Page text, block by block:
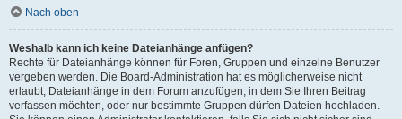
Nach oben
Weshalb kann ich keine Dateianhänge anfügen?
Rechte für Dateianhänge können für Foren, Gruppen und einzelne Benutzer
vergeben werden. Die Board-Administration hat es möglicherweise nicht
erlaubt, Dateianhänge in dem Forum anzufügen, in dem Sie Ihren Beitrag
verfassen möchten, oder nur bestimmte Gruppen dürfen Dateien hochladen.